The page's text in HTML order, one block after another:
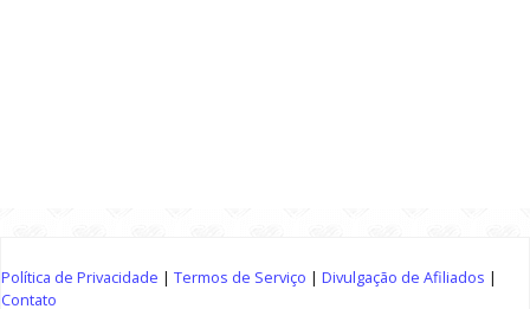
Política de Privacidade | Termos de Serviço | Divulgação de Afiliados |
Contato